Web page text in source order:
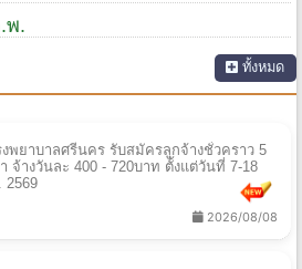
พ.
ทั้งหมด
งพยาบาลศรีนคร รับสมัครลูกจ้างชั่วคราว 5
จ้างวันละ 400 - 720บาท ตั้งแต่วันที่ 7-18
2569
2026/08/08